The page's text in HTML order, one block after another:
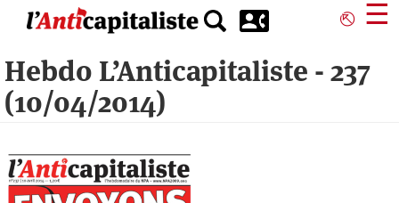
principal
⎋ ☰
Hebdo L’Anticapitaliste - 237
(10/04/2014)